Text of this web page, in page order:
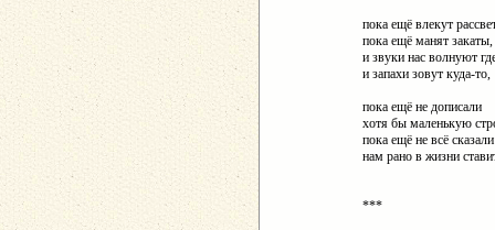
пока ещё влекут
пока ещё манят закаты,
и звуки нас волнуют
и запахи зовут куда-то,
пока ещё не дописали
хотя бы маленькую
пока ещё не всё
нам рано в жизни
***